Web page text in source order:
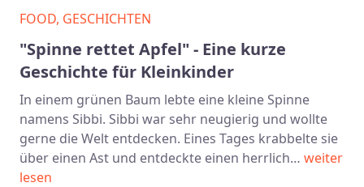
FOOD, GESCHICHTEN
"Spinne rettet Apfel" - Eine kurze
Geschichte für Kleinkinder
In einem grünen Baum lebte eine kleine Spinne
namens Sibbi. Sibbi war sehr neugierig und wollte
gerne die Welt entdecken. Eines Tages krabbelte sie
über einen Ast und entdeckte einen herrlich… weiter
lesen